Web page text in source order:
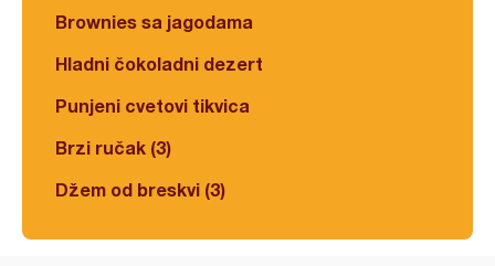
Brownies sa jagodama
Hladni čokoladni dezert
Punjeni cvetovi tikvica
Brzi ručak (3)
Džem od breskvi (3)